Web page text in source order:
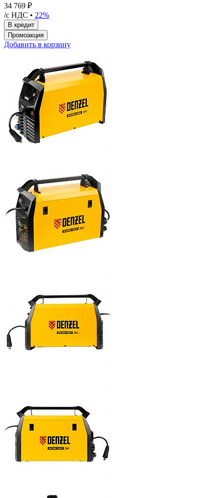
34 769 ₽
/с НДС • 22%
Добавить в корзину